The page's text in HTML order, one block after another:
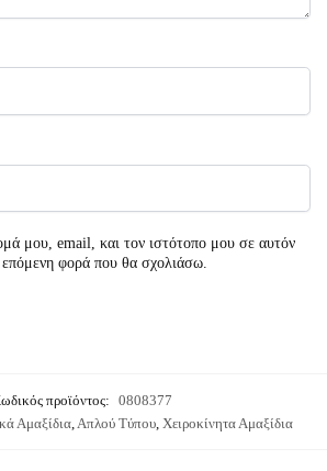
μου, email, και τον ιστότοπο μου σε αυτόν
επόμενη φορά που θα σχολιάσω.
προϊόντος:
0808377
Αμαξίδια Απλού Τύπου Χειροκίνητα Αμαξίδια